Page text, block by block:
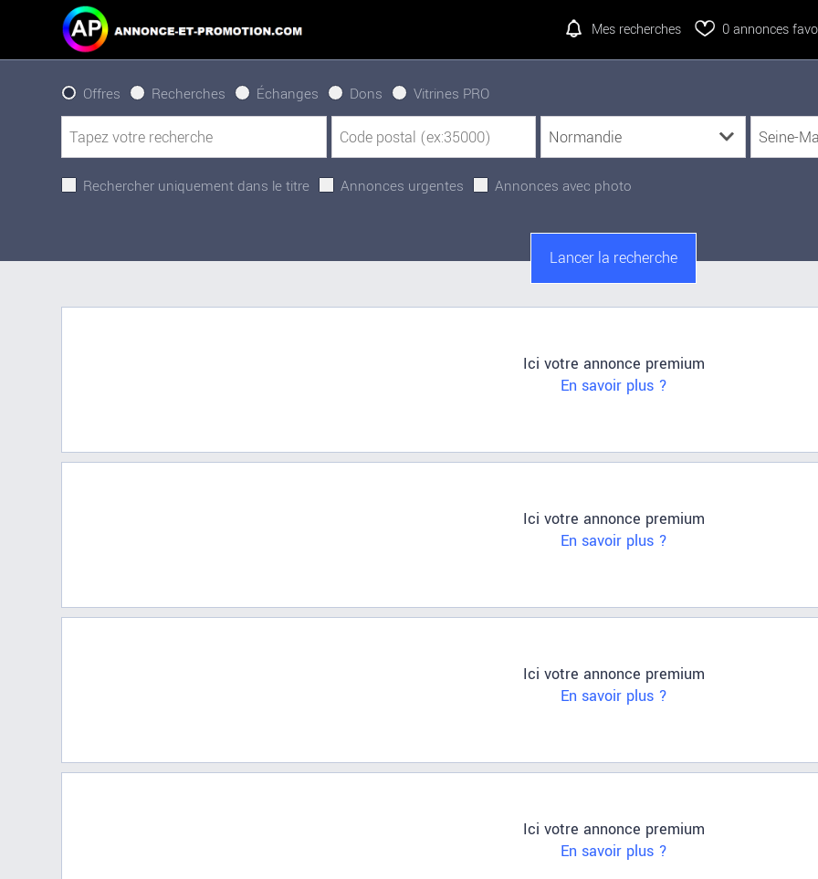
Mes recherches 0annonces
Offres Recherches Échanges Dons Vitrines PRO
Rechercher uniquement dans le titre Annonces urgentes Annonces avec photo
Ici votre annonce premium
En savoir plus ?
Ici votre annonce premium
En savoir plus ?
Ici votre annonce premium
En savoir plus ?
Ici votre annonce premium
En savoir plus ?